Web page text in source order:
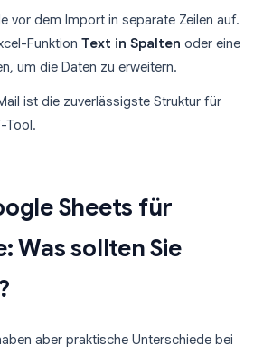
vor dem Import in separate Zeilen auf.
Funktion Text in Spalten oder eine
um die Daten zu erweitern.
ist die zuverlässigste Struktur für
Tool.
Sheets für
Was sollten Sie
aber praktische Unterschiede bei